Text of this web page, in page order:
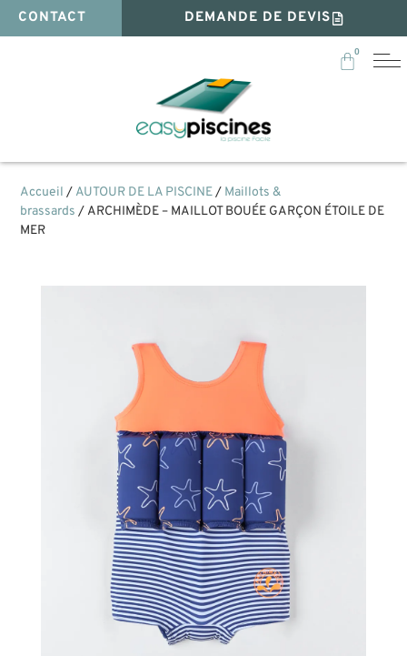
CONTACT DEMANDE DE DEVIS
0
Accueil / AUTOUR DE LA PISCINE/ Maillots &
brassards / ARCHIMÈDE – MAILLOT BOUÉE GARÇON ÉTOILE DE
MER